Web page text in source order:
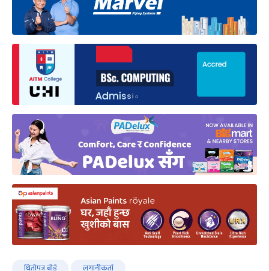
धितोपत्र बोर्ड लगानीकर्ता